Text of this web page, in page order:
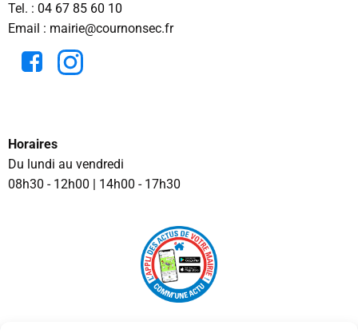
Tel. : 04 67 85 60 10
Email : mairie@cournonsec.fr
Horaires
Du lundi au vendredi
08h30 - 12h00 | 14h00 - 17h30